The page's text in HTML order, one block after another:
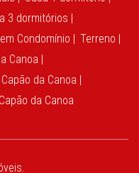
3 dormitórios |
Condomínio | Terreno |
Canoa |
da Canoa |
da Canoa